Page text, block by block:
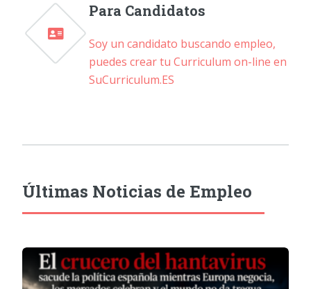
Para Candidatos
Soy un candidato buscando empleo,
puedes crear tu Curriculum on-line en
SuCurriculum.ES
Últimas Noticias de Empleo